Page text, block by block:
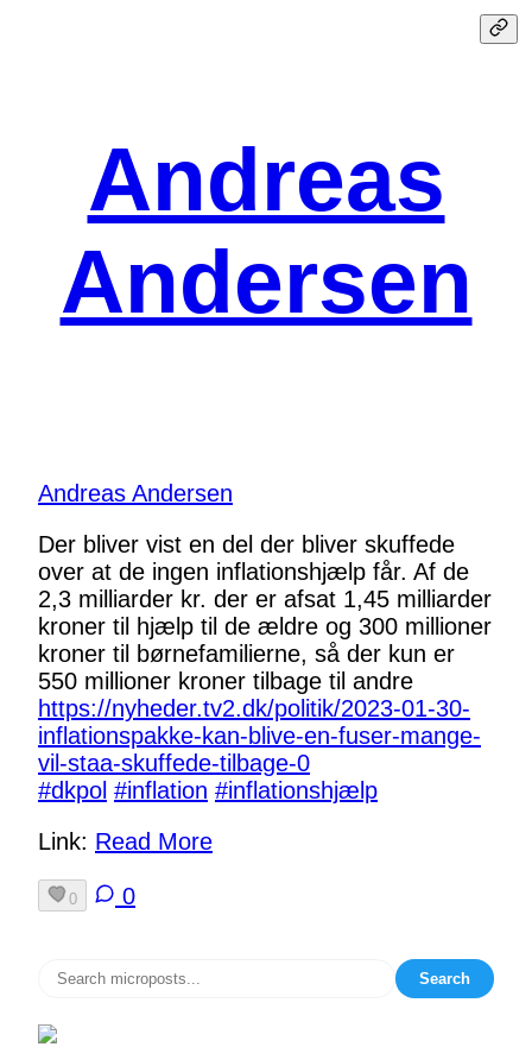
Andreas
Andersen
Andreas Andersen
Der bliver vist en del der bliver skuffede
over at de ingen inflationshjælp får. Af de
2,3 milliarder kr. der er afsat 1,45 milliarder
kroner til hjælp til de ældre og 300 millioner
kroner til børnefamilierne, så der kun er
550 millioner kroner tilbage til andre
https://nyheder.tv2.dk/politik/2023-01-30-
inflationspakke-kan-blive-en-fuser-mange-
vil-staa-skuffede-tilbage-0
#dkpol #inflation #inflationshjælp
Link: Read More
0 0
Search